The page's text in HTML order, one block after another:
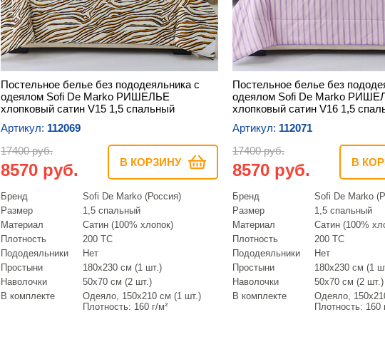
Постельное белье без пододеяльника с
одеялом Sofi De Marko РИШЕЛЬЕ
хлопковый сатин V15 1,5 спальный
Артикул: 112069
17400 руб.
8570 руб. В КОРЗИНУ
Бренд
Sofi De Marko (Россия)
Размер
1,5 спальный
Материал
Сатин (100% хлопок)
Плотность
200 ТС
Пододеяльники
Нет
Простыни
180х230 см (1 шт.)
Наволочки
50х70 см (2 шт.)
В комплекте
Одеяло, 150х210 см (1 шт.)
Плотность: 160 г/м²
Постельное белье без
одеялом Sofi De Marko
хлопковый сатин V16 1,5
Артикул: 112071
17400 руб.
8570 руб. В
Бренд
Sofi De Marko
Размер
1,5 спальный
Материал
Сатин (100%
Плотность
200 ТС
Пододеяльники
Нет
Простыни
180х230 см (1
Наволочки
50х70 см (2 шт.)
В комплекте
Одеяло,
Плотность: 160